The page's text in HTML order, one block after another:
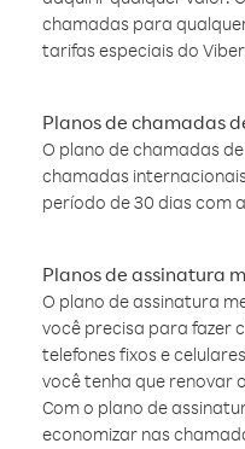
chamadas para
tarifas especiais do
Planos de chamadas
O plano de chamadas
chamadas
período de 30 dias com
Planos de assinatura
O plano de assinatura
você precisa para fazer
telefones fixos e
você tenha que renovar
Com o plano de
economizar nas